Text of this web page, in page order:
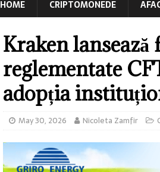
HOME CRIPTOMONEDE
Kraken
reglementate
adopția
May 30, 2026 Nicoleta Zamfir